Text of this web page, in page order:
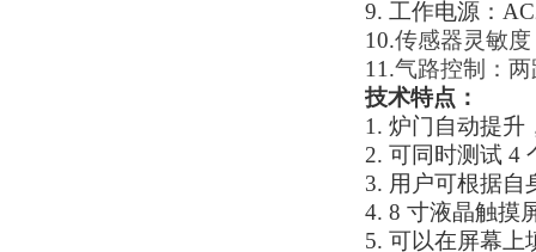
9. 工作电源：
10.传感器灵敏
11.气路控制：两
技术特点：
1. 炉门自动提升
2. 可同时测试 4
3. 用户可根据自
4. 8 寸液晶触摸
5. 可以在屏幕上